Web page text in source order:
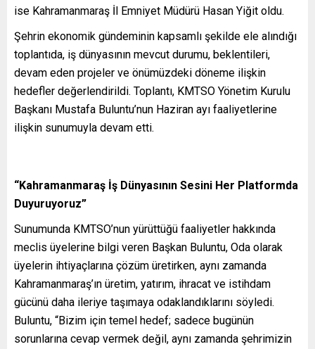
ise Kahramanmaraş İl Emniyet Müdürü Hasan Yiğit oldu.
Şehrin ekonomik gündeminin kapsamlı şekilde ele alındığı
toplantıda, iş dünyasının mevcut durumu, beklentileri,
devam eden projeler ve önümüzdeki döneme ilişkin
hedefler değerlendirildi. Toplantı, KMTSO Yönetim Kurulu
Başkanı Mustafa Buluntu’nun Haziran ayı faaliyetlerine
ilişkin sunumuyla devam etti.
“Kahramanmaraş İş Dünyasının Sesini Her Platformda
Duyuruyoruz”
Sunumunda KMTSO’nun yürüttüğü faaliyetler hakkında
meclis üyelerine bilgi veren Başkan Buluntu, Oda olarak
üyelerin ihtiyaçlarına çözüm üretirken, aynı zamanda
Kahramanmaraş’ın üretim, yatırım, ihracat ve istihdam
gücünü daha ileriye taşımaya odaklandıklarını söyledi.
Buluntu, “Bizim için temel hedef; sadece bugünün
sorunlarına cevap vermek değil, aynı zamanda şehrimizin